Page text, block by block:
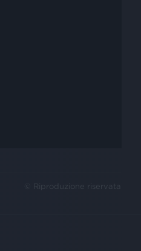
© Riproduzione riservata